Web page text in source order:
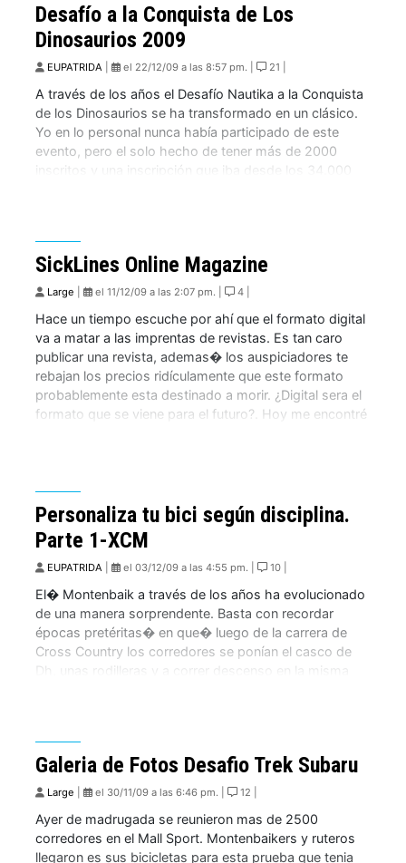
Desafío a la Conquista de Los
Dinosaurios 2009
EUPATRIDA el 22/12/09 a las 8:57 pm. | 21 |
A través de los años el Desafío Nautika a la Conquista
de los Dinosaurios se ha transformado en un clásico.
Yo en lo personal nunca había participado de este
evento, pero el solo hecho de tener más de 2000
inscritos y una inscripción que iba desde los 34.000
SickLines Online Magazine
Large el 11/12/09 a las 2:07 pm. | 4 |
Hace un tiempo escuche por ahí que el formato digital
va a matar a las imprentas de revistas. Es tan caro
publicar una revista, ademas� los auspiciadores te
rebajan los precios ridículamente que este formato
probablemente esta destinado a morir. ¿Digital sera el
formato que se viene para el futuro?. Hoy me encontré
Personaliza tu bici según disciplina.
Parte 1-XCM
EUPATRIDA el 03/12/09 a las 4:55 pm. | 10 |
El� Montenbaik a través de los años ha evolucionado
de una manera sorprendente. Basta con recordar
épocas pretéritas� en que� luego de la carrera de
Cross Country los corredores se ponían el casco de
Dh, unas rodilleras y a correr descenso en la misma
Galeria de Fotos Desafio Trek Subaru
Large el 30/11/09 a las 6:46 pm. | 12 |
Ayer de madrugada se reunieron mas de 2500
corredores en el Mall Sport. Montenbaikers y ruteros
llegaron es sus bicicletas para esta prueba que tenia